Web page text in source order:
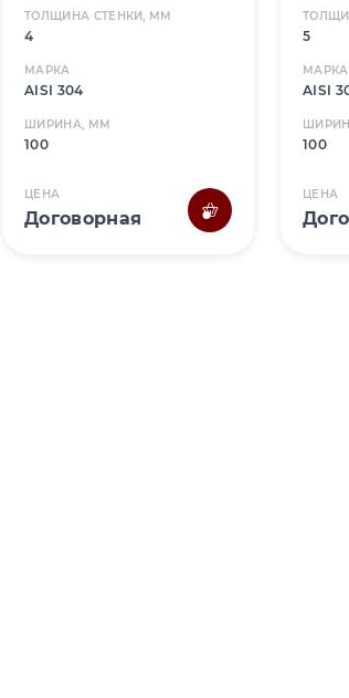
ТОЛЩИНА СТЕНКИ, ММ
4
МАРКА
AISI 304
ШИРИНА, ММ
100
ЦЕНА
Договорная
5
МАРКА
AISI
100
ЦЕНА